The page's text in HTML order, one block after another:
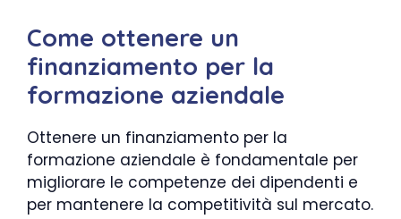
Come ottenere un
finanziamento per la
formazione aziendale
Ottenere un finanziamento per la
formazione aziendale è fondamentale per
migliorare le competenze dei dipendenti e
per mantenere la competitività sul mercato.